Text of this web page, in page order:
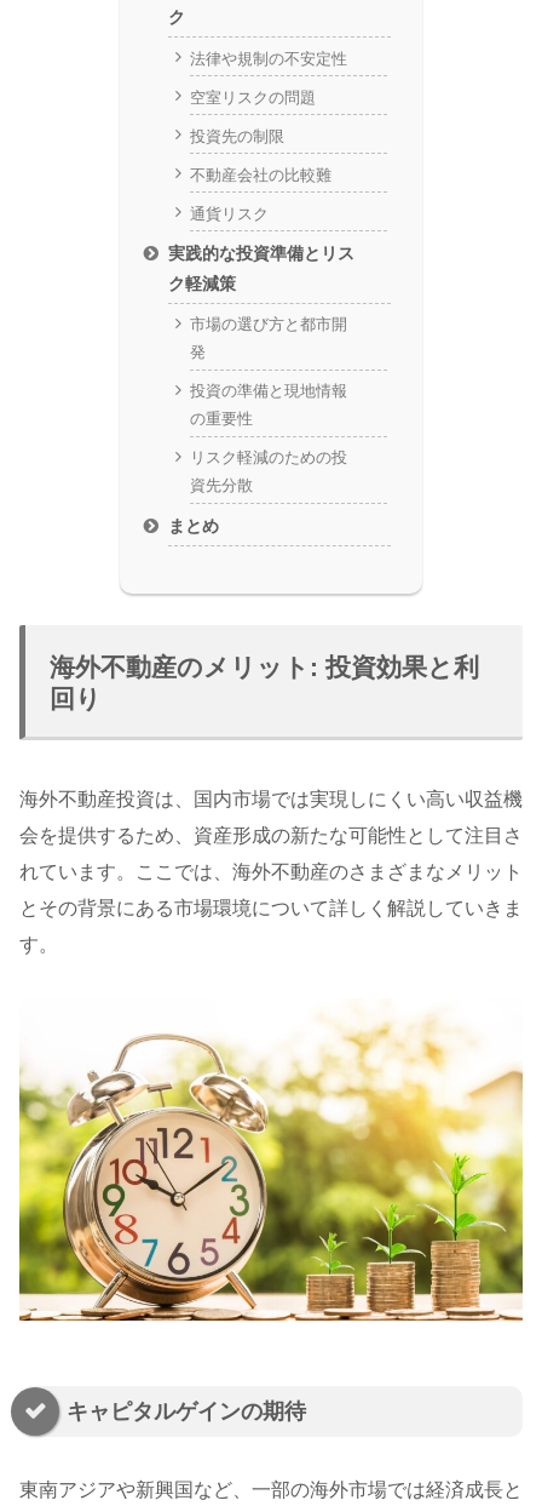
ク
法律や規制の不安定性
空室リスクの問題
投資先の制限
不動産会社の比較難
通貨リスク
実践的な投資準備とリス
ク軽減策
市場の選び方と都市開
発
投資の準備と現地情報
の重要性
リスク軽減のための投
資先分散
まとめ
海外不動産のメリット: 投資効果と利
回り
海外不動産投資は、国内市場では実現しにくい高い収益機
会を提供するため、資産形成の新たな可能性として注目さ
れています。ここでは、海外不動産のさまざまなメリット
とその背景にある市場環境について詳しく解説していきま
す。
キャピタルゲインの期待
東南アジアや新興国など、一部の海外市場では経済成長と